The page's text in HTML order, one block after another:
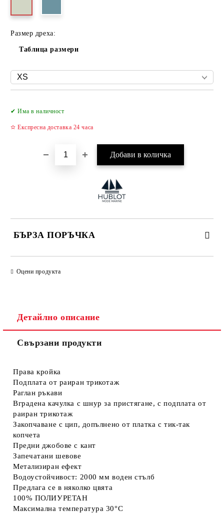
Размер дреха:
Таблица размери
✔ Има в наличност
✫ Експресна доставка 24 часа
БЪРЗА ПОРЪЧКА
Ние ще се свържем с вас в рамките на работния ден.
Оцени продукта
Детайлно описание
Свързани продукти
Права кройка
Подплата от раиран трикотаж
Раглан ръкави
Вградена качулка с шнур за пристягане, с подплата от
раиран трикотаж
Закопчаване с цип, допълнено от платка с тик-так
копчета
Предни джобове с кант
Запечатани шевове
Метализиран ефект
Водоустойчивост: 2000 мм воден стълб
Предлага се в няколко цвята
100% ПОЛИУРЕТАН
Максимална температура 30°C